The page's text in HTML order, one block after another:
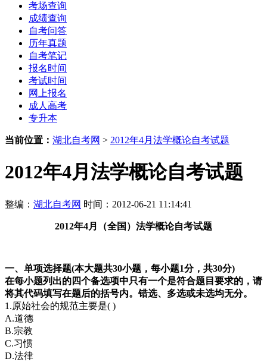
考场查询
成绩查询
自考问答
历年真题
自考笔记
报名时间
考试时间
网上报名
成人高考
专升本
当前位置： 湖北自考网 > 2012年4月法学概论自考试题
2012年4月法学概论自考试题
整编： 湖北自考网 时间：2012-06-21 11:14:41
2012年4月（全国）法学概论自考试题
一、单项选择题(本大题共30小题，每小题1分，共30分)
在每小题列出的四个备选项中只有一个是符合题目要求的，请
将其代码填写在题后的括号内。错选、多选或未选均无分。
1.原始社会的规范主要是( )
A.道德
B.宗教
C.习惯
D.法律